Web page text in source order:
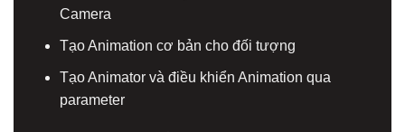
Camera
Tạo Animation cơ bản cho đối tượng
Tạo Animator và điều khiển Animation qua
parameter